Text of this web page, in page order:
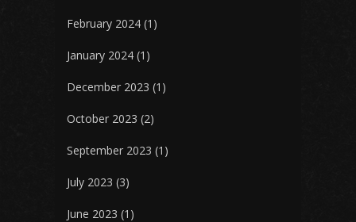
February 2024 (1)
January 2024 (1)
December 2023 (1)
October 2023 (2)
September 2023 (1)
July 2023 (3)
June 2023 (1)